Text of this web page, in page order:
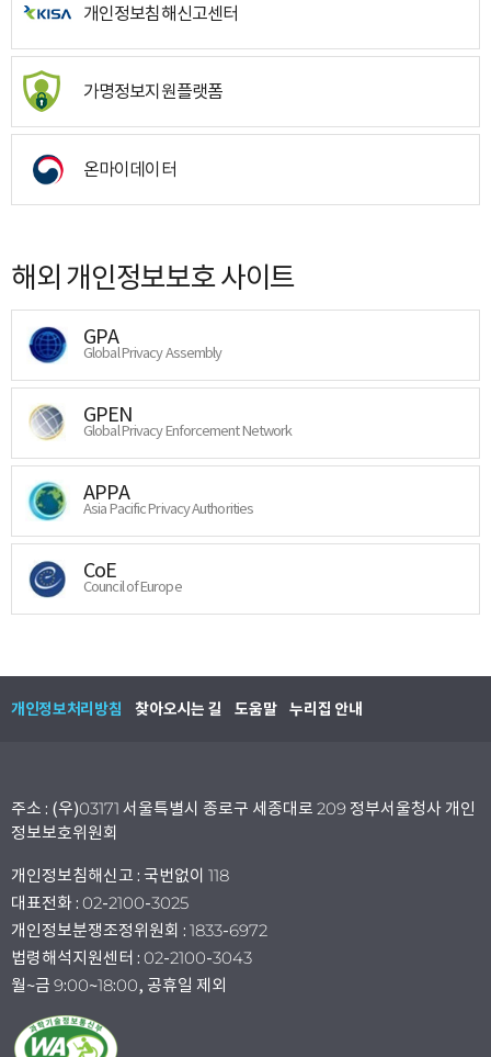
개인정보침해신고센터
가명정보지원플랫폼
온마이데이터
해외 개인정보보호 사이트
GPA
Global Privacy Assembly
GPEN
Global Privacy Enforcement Network
APPA
Asia Pacific Privacy Authorities
CoE
Council of Europe
개인정보처리방침 찾아오시는 길 도움말 누리집 안내
주소 : (우)03171 서울특별시 종로구 세종대로 209 정부서울청사 개인
정보보호위원회
개인정보침해신고 : 국번없이 118
대표전화 : 02-2100-3025
개인정보분쟁조정위원회 : 1833-6972
법령해석지원센터 : 02-2100-3043
월~금 9:00~18:00, 공휴일 제외